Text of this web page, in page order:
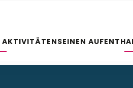
AKTIVITÄTENSEINEN